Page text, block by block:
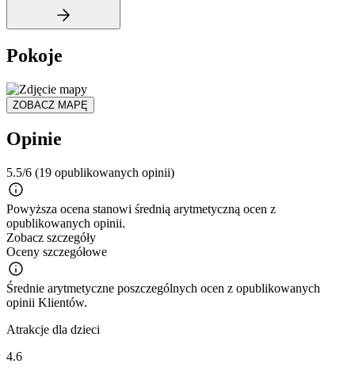
Pokoje
ZOBACZ MAPĘ
Opinie
5.5/6 (19 opublikowanych opinii)
Powyższa ocena stanowi średnią arytmetyczną ocen z
opublikowanych opinii.
Zobacz szczegóły
Oceny szczegółowe
Średnie arytmetyczne poszczególnych ocen z opublikowanych
opinii Klientów.
Atrakcje dla dzieci
4.6